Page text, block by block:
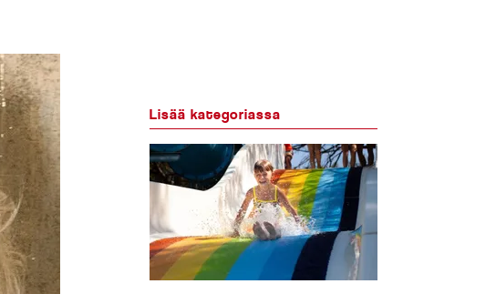
Lisää kategoriassa